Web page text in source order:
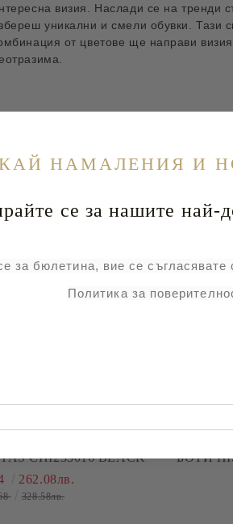
визия. Наслади се на тренди
уникални и смели обувки. Тази
от цветове ще направи
CHI233016 BLACK
262.08лв.
328.58лв.
БОТИ
НАМАЛЕНИЯ И
се за нашите най-
за бюлетина, вие се
Политика за